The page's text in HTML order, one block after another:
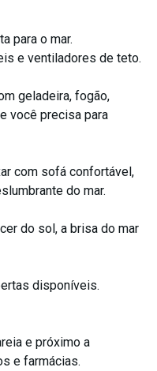
para o mar.
e ventiladores de teto.
geladeira, fogão,
você precisa para
com sofá confortável,
do mar.
do sol, a brisa do mar
disponíveis.
e próximo a
e farmácias.